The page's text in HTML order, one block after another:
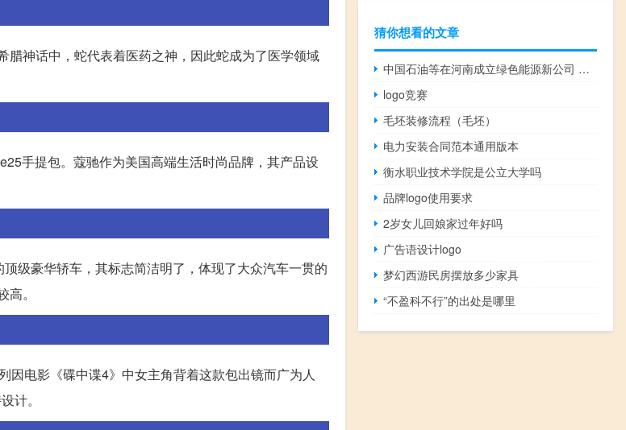
神话中，蛇代表着医药之神，因此蛇成为了医学领域
手提包。蔻驰作为美国高端生活时尚品牌，其产品设
级豪华轿车，其标志简洁明了，体现了大众汽车一贯的
。
电影《碟中谍4》中女主角背着这款包出镜而广为人
计。
猜你想看的文章
中国石油等在河南成立绿色能源新公司 注册资本1亿元
logo竞赛
毛坯装修流程（毛坯）
电力安装合同范本通用版本
衡水职业技术学院是公立大学吗
品牌logo使用要求
2岁女儿回娘家过年好吗
广告语设计logo
梦幻西游民房摆放多少家具
“不盈科不行”的出处是哪里